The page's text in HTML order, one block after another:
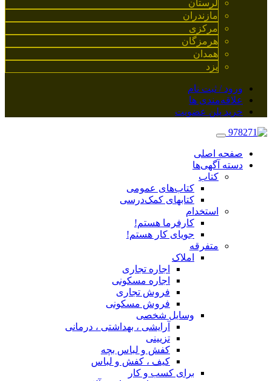
لرستان
مازندران
مرکزی
هرمزگان
همدان
یزد
ورود / ثبت نام
علاقه‌مندی ها
خرید پلن عضویت
صفحه اصلی
دسته آگهی‌ها
کتاب
کتاب‌های عمومی
کتابهای کمک‌درسی
استخدام
کارفرما هستم!
جویای کار هستم!
متفرقه
املاک
اجاره تجاری
اجاره مسکونی
فروش تجاری
فروش مسکونی
وسایل شخصی
آرایشی ، بهداشتی ، درمانی
تزیینی
کفش و لباس بچه
کیف ، کفش و لباس
برای کسب و کار